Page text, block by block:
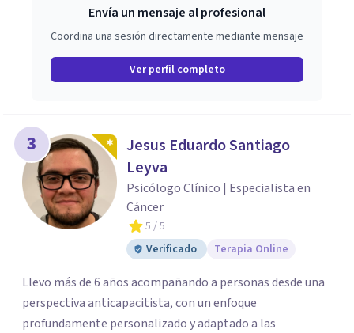
Envía un mensaje al profesional
Coordina una sesión directamente mediante mensaje
Ver perfil completo
3
Jesus Eduardo Santiago
Leyva
Psicólogo Clínico | Especialista en
Cáncer
5 / 5
Verificado
Terapia Online
Llevo más de 6 años acompañando a personas desde una
perspectiva anticapacitista, con un enfoque
profundamente personalizado y adaptado a las